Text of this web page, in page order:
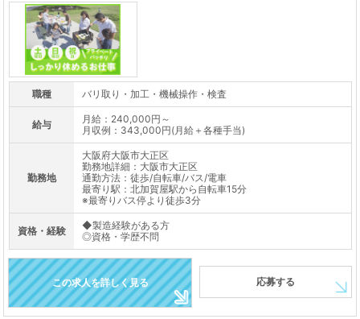
職種 バリ取り・加工・機械操作・検査
給与
月給：240,000円～
月収例：343,000円(月給＋各種手当)
勤務地
大阪府大阪市大正区
勤務地詳細：大阪市大正区
通勤方法：徒歩/自転車/バス/電車
最寄り駅：北加賀屋駅から自転車15分
※最寄りバス停より徒歩3分
資格・経験
◆製造経験がある方
◎資格・学歴不問
この求人を詳しく見る 応募する